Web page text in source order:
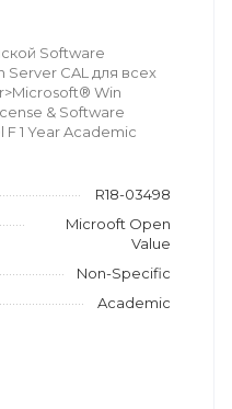
Software
Server CAL для всех
Win
& Software
1 Year Academic
R18-03498
Microoft Open
Value
Non-Specific
Academic